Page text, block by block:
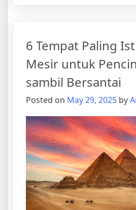
Menarik
yang
Penuh
Keajaiban
6 Tempat Paling
Mesir untuk
sambil Bersantai
Posted on May 29, 2025 by